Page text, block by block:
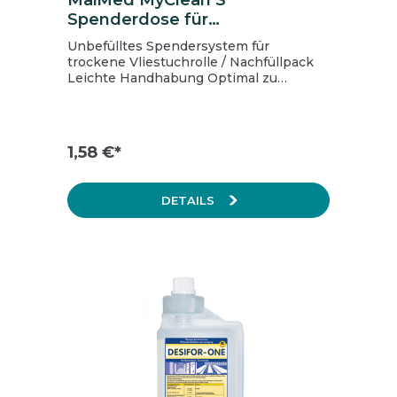
Spenderdose für
Desinfektionstücher
Unbefülltes Spendersystem für
trockene Vliestuchrolle / Nachfüllpack
Leichte Handhabung Optimal zu
1,58 €*
DETAILS